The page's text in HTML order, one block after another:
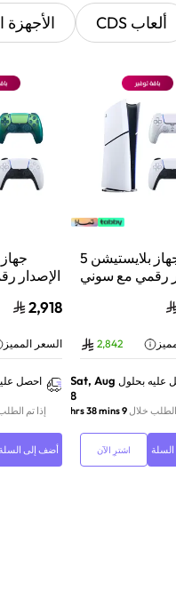
ألعاب CDS الأجهزة
جهاز بلايستيشن 5
رقمي مع سوني
2,842
عليه بحلول Sat, Aug
8
الطلب خلال9 hrs 38 mins
اشترِ الآن
الإصدار
2,918
السعر المميز
احصل
إذا تم
أضف إلى